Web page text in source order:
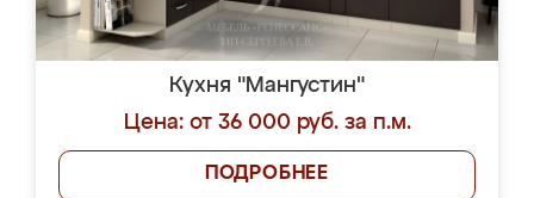
Кухня "Мангустин"
Цена: от 36 000 руб. за п.м.
ПОДРОБНЕЕ